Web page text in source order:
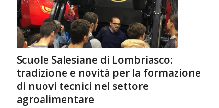
Scuole Salesiane di Lombriasco:
tradizione e novità per la formazione
di nuovi tecnici nel settore
agroalimentare